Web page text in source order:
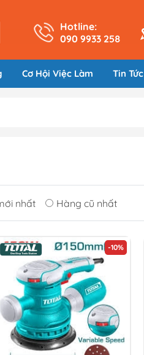
Hotline:
090 9933 258
Cơ Hội Việc Làm Tin Tức
nhất Hàng cũ nhất
-10%